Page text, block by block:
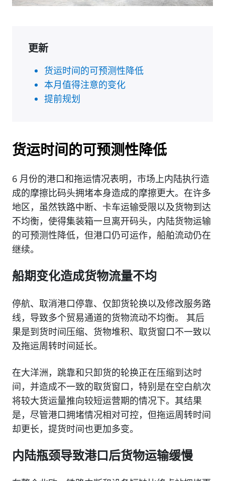
更新
货运时间的可预测性降低
本月值得注意的变化
提前规划
货运时间的可预测性降低
6 月份的港口和拖运情况表明，市场上内陆执行造
成的摩擦比码头拥堵本身造成的摩擦更大。在许多
地区，虽然铁路中断、卡车运输受限以及货物到达
不均衡，使得集装箱一旦离开码头，内陆货物运输
的可预测性降低，但港口仍可运作，船舶流动仍在
继续。
船期变化造成货物流量不均
停航、取消港口停靠、仅卸货轮换以及修改服务路
线，导致多个贸易通道的货物流动不均衡。 其后
果是到货时间压缩、货物堆积、取货窗口不一致以
及拖运周转时间延长。
在大洋洲，跳靠和只卸货的轮换正在压缩到达时
间，并造成不一致的取货窗口，特别是在空白航次
将较大货运量推向较短运营期的情况下。其结果
是，尽管港口拥堵情况相对可控，但拖运周转时间
却更长，提货时间也更加多变。
内陆瓶颈导致港口后货物运输缓慢